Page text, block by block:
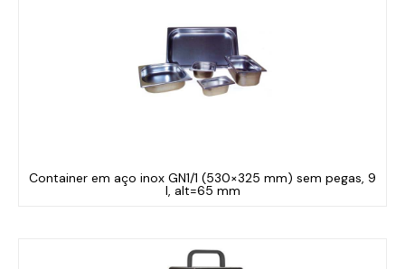
Container em aço inox GN1/1 (530×325 mm) sem pegas, 9
l, alt=65 mm